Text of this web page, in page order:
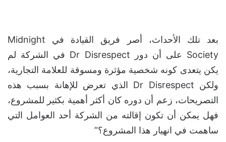
بعد تلك الأحداث، أصر فريق القيادة في Midnight
Society على أن دور Dr Disrespect في الشركة لم
يكن يتعدى كونه شخصية مؤثرة ومسوقة للعلامة التجارية،
ولكن Dr Disrespect الذي تعرض للإهانة بسبب هذه
التصريحات، زعم أن دوره كان أكثر أهمية بكثير للمشروع،
فهل يمكن أن تكون إقالته من الشركة أحد العوامل التي
ساهمت في انهيار هذا المشروع؟”